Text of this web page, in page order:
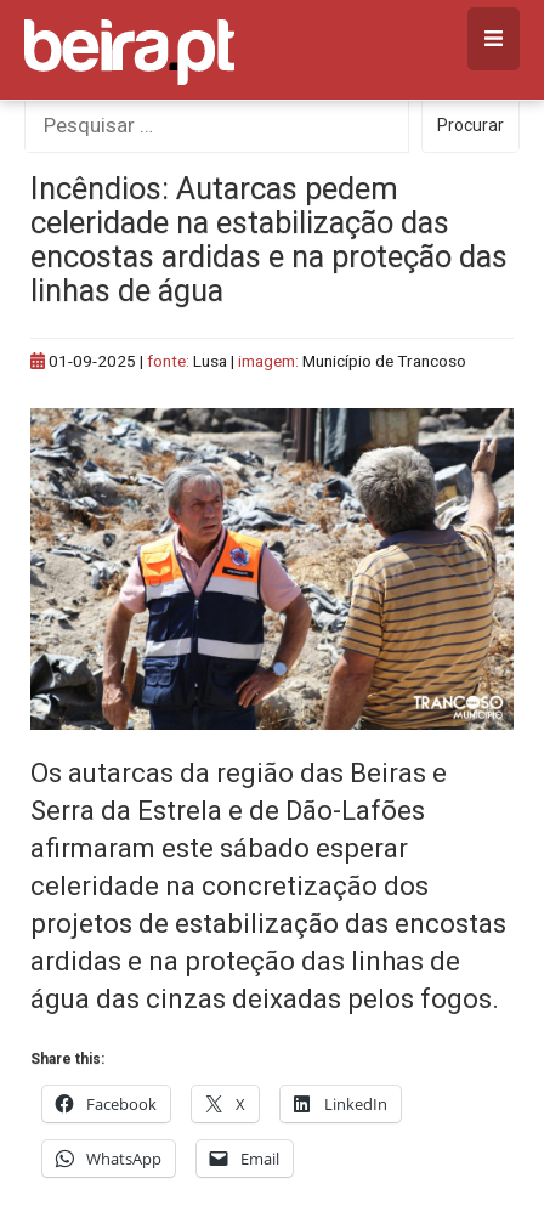
Skip
content
Procurar
por:
Procurar
Incêndios: Autarcas pedem
celeridade na estabilização das
encostas ardidas e na proteção das
linhas de água
01-09-2025 | fonte: Lusa | imagem: Município de Trancoso
Os autarcas da região das Beiras e
Serra da Estrela e de Dão-Lafões
afirmaram este sábado esperar
celeridade na concretização dos
projetos de estabilização das encostas
ardidas e na proteção das linhas de
água das cinzas deixadas pelos fogos.
Share this:
Facebook X LinkedIn
WhatsApp Email